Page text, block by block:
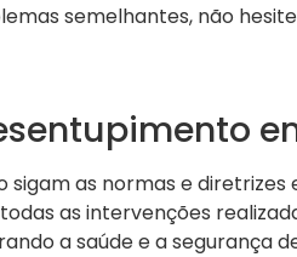
semelhantes, não
as normas e
as intervenções
a saúde e a segurança